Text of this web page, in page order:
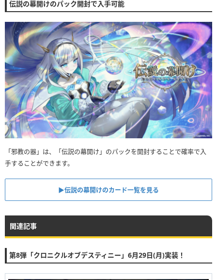
伝説の幕開けのパック開封で入手可能
「邪教の器」は、「伝説の幕開け」のパックを開封することで確率で入
手することができます。
▶︎伝説の幕開けのカード一覧を見る
関連記事
第8弾「クロニクルオブデスティニー」6月29日(月)実装！